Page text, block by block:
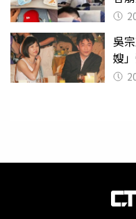
喝
吳
嫂